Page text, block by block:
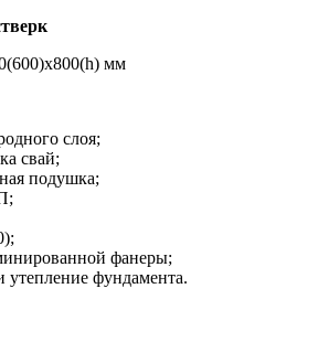
мм
слоя;
свай;
подушка;
фанеры;
утепление фундамента.